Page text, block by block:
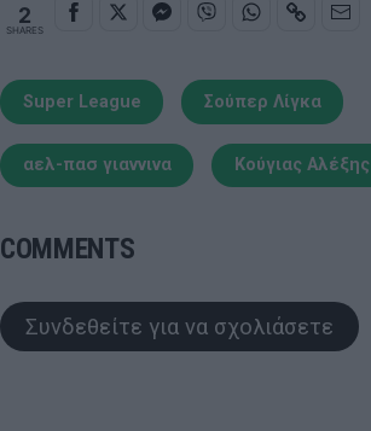
2
SHARES
Super League Σούπερ Λίγκα
αελ-πασ γιαννινα Κούγιας Αλέξης
COMMENTS
Συνδεθείτε για να σχολιάσετε